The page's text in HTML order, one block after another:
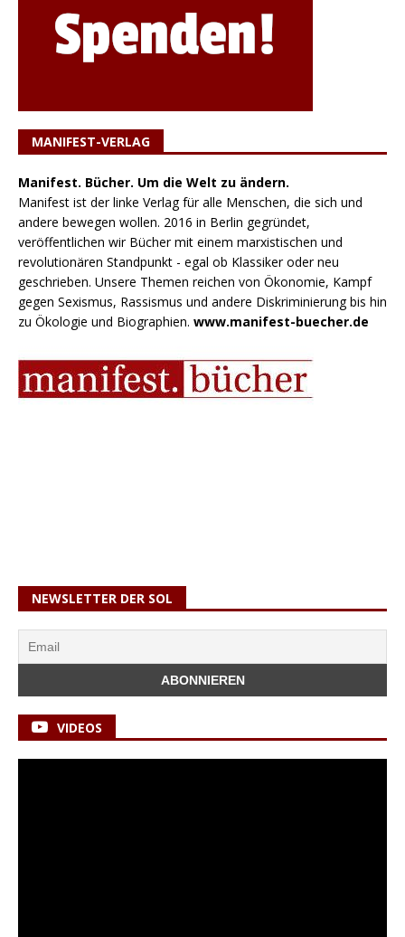
MANIFEST-VERLAG
Manifest. Bücher. Um die Welt zu ändern.
Manifest ist der linke Verlag für alle Menschen, die sich und
andere bewegen wollen. 2016 in Berlin gegründet,
veröffentlichen wir Bücher mit einem marxistischen und
revolutionären Standpunkt - egal ob Klassiker oder neu
geschrieben. Unsere Themen reichen von Ökonomie, Kampf
gegen Sexismus, Rassismus und andere Diskriminierung bis hin
zu Ökologie und Biographien. www.manifest-buecher.de
NEWSLETTER DER SOL
VIDEOS